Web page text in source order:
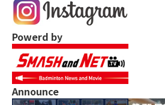
Powerd by
Announce